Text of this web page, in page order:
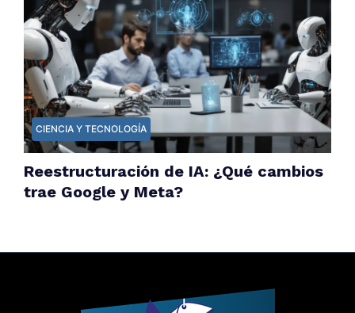
CIENCIA Y TECNOLOGÍA
Reestructuración de IA: ¿Qué cambios
trae Google y Meta?